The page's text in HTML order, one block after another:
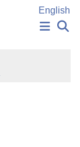
English